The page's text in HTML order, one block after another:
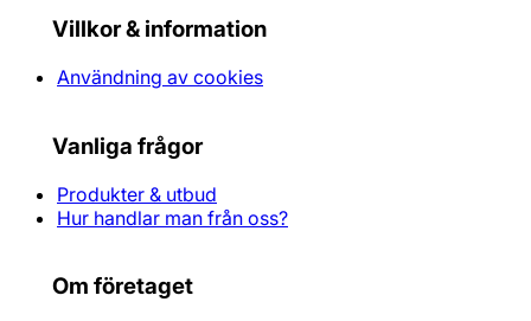
Villkor & information
Användning av cookies
Vanliga frågor
Produkter & utbud
Hur handlar man från oss?
Om företaget